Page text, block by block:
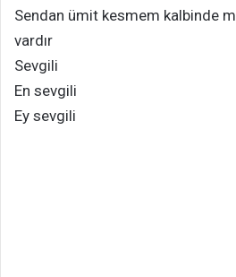
Sendan ümit kesmem kalbinde
vardır
Sevgili
En sevgili
Ey sevgili